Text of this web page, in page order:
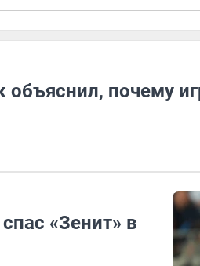
почему
«Зенит» в